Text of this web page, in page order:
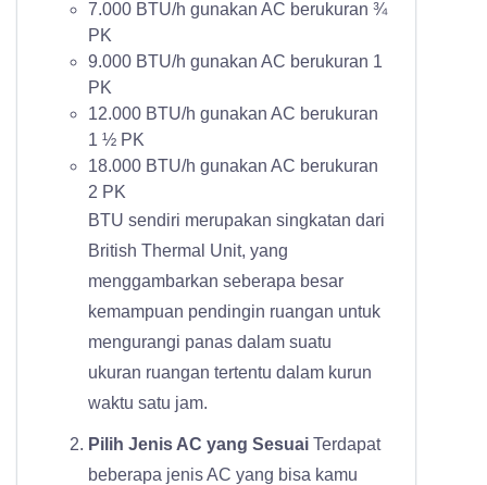
7.000 BTU/h gunakan AC berukuran ¾
PK
9.000 BTU/h gunakan AC berukuran 1
PK
12.000 BTU/h gunakan AC berukuran
1 ½ PK
18.000 BTU/h gunakan AC berukuran
2 PK
BTU sendiri merupakan singkatan dari
British Thermal Unit, yang
menggambarkan seberapa besar
kemampuan pendingin ruangan untuk
mengurangi panas dalam suatu
ukuran ruangan tertentu dalam kurun
waktu satu jam.
Pilih Jenis AC yang Sesuai Terdapat
beberapa jenis AC yang bisa kamu